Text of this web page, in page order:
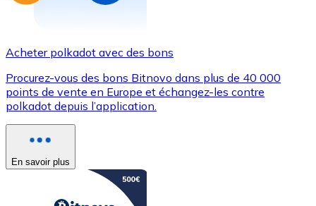
Acheter polkadot avec des bons
Procurez-vous des bons Bitnovo dans plus de 40 000
points de vente en Europe et échangez-les contre
polkadot depuis l’application.
En savoir plus